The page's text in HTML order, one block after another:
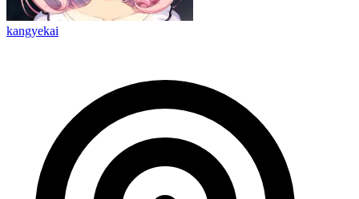
kangyekai